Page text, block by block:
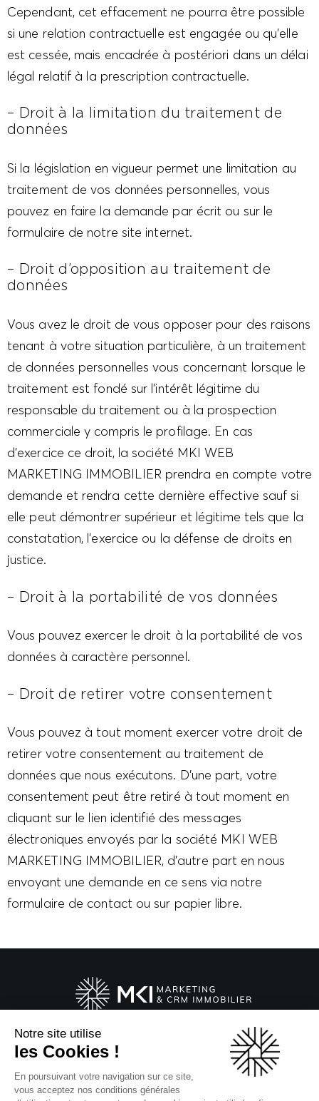
Cependant, cet effacement ne pourra être possible
si une relation contractuelle est engagée ou qu’elle
est cessée, mais encadrée à postériori dans un délai
légal relatif à la prescription contractuelle.
– Droit à la limitation du traitement de
données
Si la législation en vigueur permet une limitation au
traitement de vos données personnelles, vous
pouvez en faire la demande par écrit ou sur le
formulaire de notre site internet.
– Droit d’opposition au traitement de
données
Vous avez le droit de vous opposer pour des raisons
tenant à votre situation particulière, à un traitement
de données personnelles vous concernant lorsque le
traitement est fondé sur l’intérêt légitime du
responsable du traitement ou à la prospection
commerciale y compris le profilage. En cas
d’exercice ce droit, la société MKI WEB
MARKETING IMMOBILIER prendra en compte votre
demande et rendra cette dernière effective sauf si
elle peut démontrer supérieur et légitime tels que la
constatation, l’exercice ou la défense de droits en
justice.
– Droit à la portabilité de vos données
Vous pouvez exercer le droit à la portabilité de vos
données à caractère personnel.
– Droit de retirer votre consentement
Vous pouvez à tout moment exercer votre droit de
retirer votre consentement au traitement de
données que nous exécutons. D’une part, votre
consentement peut être retiré à tout moment en
cliquant sur le lien identifié des messages
électroniques envoyés par la société MKI WEB
MARKETING IMMOBILIER, d’autre part en nous
envoyant une demande en ce sens via notre
formulaire de contact ou sur papier libre.
92200 Neuilly-sur-Seine
Suivez-nous !
Notre site utilise
les Cookies !
En poursuivant votre navigation sur ce site,
vous acceptez nos conditions générales